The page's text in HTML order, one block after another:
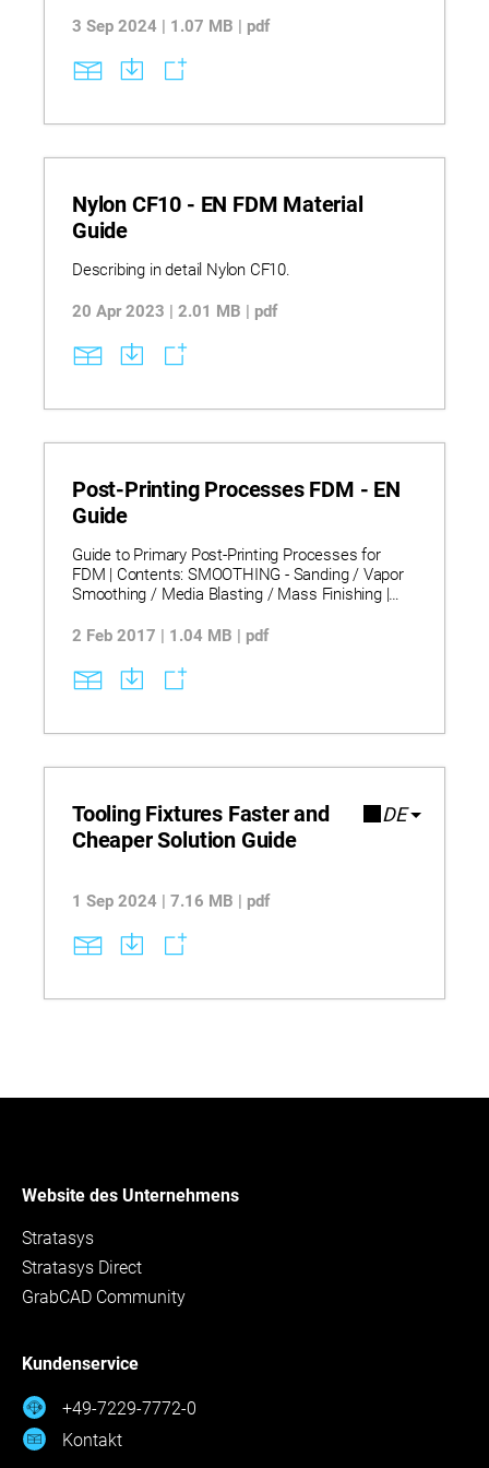
skalierbare digitale Fertigung unterstützen.
3 Sep 2024 | 1.07 MB | pdf
Nylon CF10 - EN FDM Material
Guide
Describing in detail Nylon CF10.
20 Apr 2023 | 2.01 MB | pdf
Post-Printing Processes FDM - EN
Guide
Guide to Primary Post-Printing Processes for
FDM | Contents: SMOOTHING - Sanding / Vapor
Smoothing / Media Blasting / Mass Finishing |
Machining | ASSEMBLING COMPONENTS -
Sealing / Electroplating / Priming and Painting.
2 Feb 2017 | 1.04 MB | pdf
Tooling Fixtures Faster and
Cheaper Solution Guide
DE
1 Sep 2024 | 7.16 MB | pdf
Website des Unternehmens
Stratasys
Stratasys Direct
GrabCAD Community
Kundenservice
+49-7229-7772-0
Kontakt